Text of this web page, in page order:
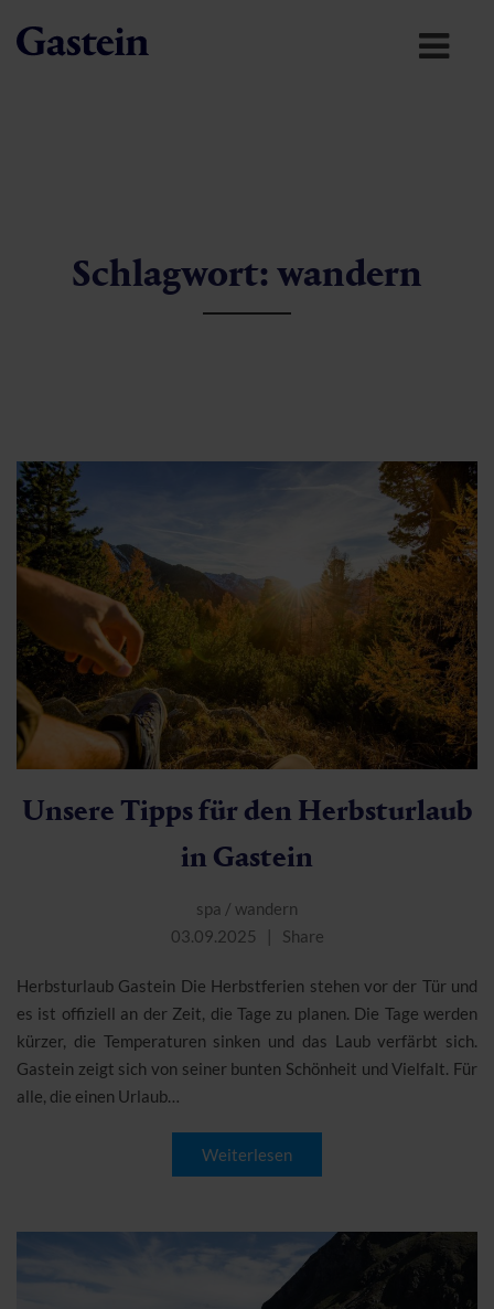
Schlagwort: wandern
Unsere Tipps für den Herbsturlaub
in Gastein
spa / wandern
03.09.2025
Share
Herbsturlaub Gastein Die Herbstferien stehen vor der Tür und
es ist offiziell an der Zeit, die Tage zu planen. Die Tage werden
kürzer, die Temperaturen sinken und das Laub verfärbt sich.
Gastein zeigt sich von seiner bunten Schönheit und Vielfalt. Für
alle, die einen Urlaub…
Weiterlesen